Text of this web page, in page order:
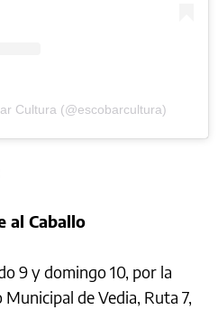
Cultura (@escobarcultura)
al Caballo
9 y domingo 10, por la
de Vedia, Ruta 7,